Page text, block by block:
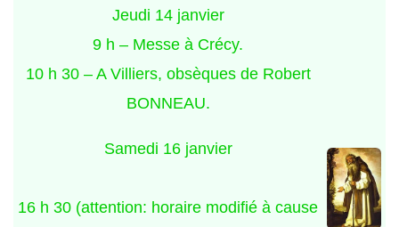
Jeudi 14 janvier
9 h – Messe à Crécy.
10 h 30 – A Villiers, obsèques de Robert
BONNEAU.
Samedi 16 janvier
16 h 30 (attention: horaire modifié à cause